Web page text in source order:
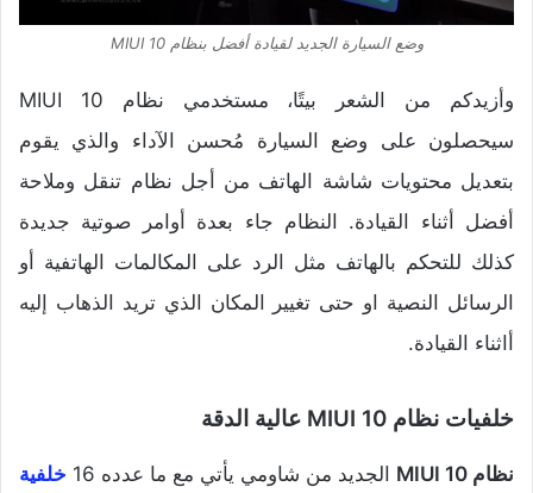
وضع السيارة الجديد لقيادة أفضل بنظام MIUI 10
وأزيدكم من الشعر بيتًا، مستخدمي نظام MIUI 10
سيحصلون على وضع السيارة مُحسن الآداء والذي يقوم
بتعديل محتويات شاشة الهاتف من أجل نظام تنقل وملاحة
أفضل أثناء القيادة. النظام جاء بعدة أوامر صوتية جديدة
كذلك للتحكم بالهاتف مثل الرد على المكالمات الهاتفية أو
الرسائل النصية او حتى تغيير المكان الذي تريد الذهاب إليه
أاثناء القيادة.
خلفيات نظام MIUI 10 عالية الدقة
نظام MIUI 10 الجديد من شاومي يأتي مع ما عدده 16
خلفية